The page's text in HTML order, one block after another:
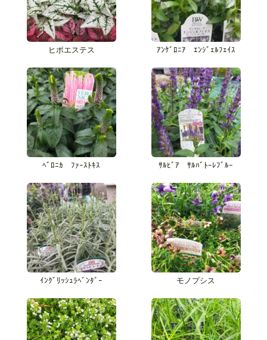
ヒポエステス ｱﾝｹﾞﾛﾆｱ ｴﾝｼﾞｪﾙﾌｪｲｽ
ﾍﾞﾛﾆｶ ﾌｧｰｽﾄｷｽ ｻﾙﾋﾞｱ ｻﾙﾊﾞﾄｰﾚﾌﾞﾙｰ
ｲﾝｸﾞﾘｯｼｭﾗﾍﾞﾝﾀﾞｰ モノプシス